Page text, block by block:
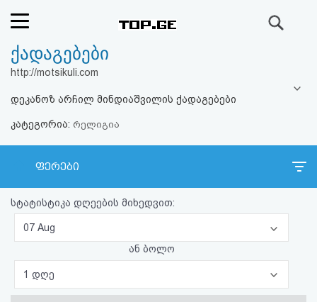
რეიტინგი
ფოსტა
კითხვა-
პასუხი
ავტორიზაცია
რეგისტრაცია
ქადაგებები
http://motsikuli.com
დეკანოზ არჩილ მინდიაშვილის ქადაგებები
კატეგორია: რელიგია
ფერები
სტატისტიკა დღეების მიხედვით:
07 Aug
ან ბოლო
1 დღე